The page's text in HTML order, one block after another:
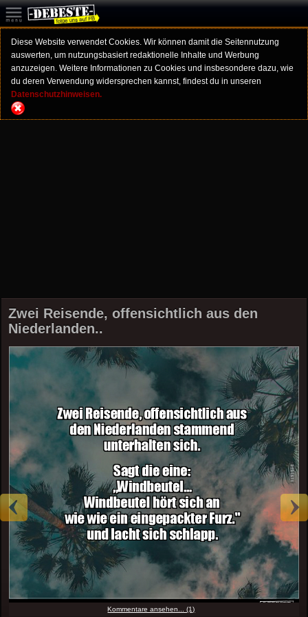
Diese Website verwendet Cookies. Wir können damit die Seitennutzung
auswerten, um nutzungsbasiert redaktionelle Inhalte und Werbung
anzuzeigen. Weitere Informationen zu Cookies und insbesondere dazu, wie
du deren Verwendung widersprechen kannst, findest du in unseren
Datenschutzhinweisen.
Zwei Reisende, offensichtlich aus den
Niederlanden..
Kommentare ansehen... (1)